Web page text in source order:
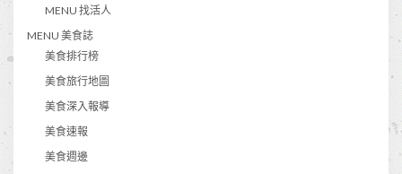
MENU 找活人
MENU 美食誌
美食排行榜
美食旅行地圖
美食深入報導
美食速報
美食週邊